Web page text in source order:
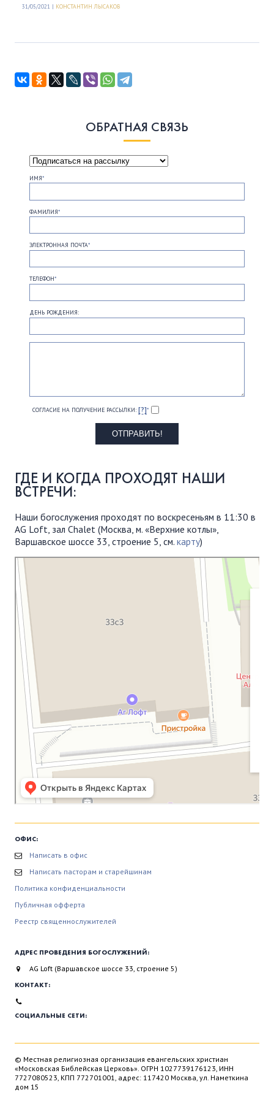
31/05/2021 | КОНСТАНТИН ЛЫСАКОВ
ОБРАТНАЯ СВЯЗЬ
ИМЯ*
ФАМИЛИЯ*
ЭЛЕКТРОННАЯ ПОЧТА*
ТЕЛЕФОН*
ДЕНЬ РОЖДЕНИЯ:
СОГЛАСИЕ НА ПОЛУЧЕНИЕ РАССЫЛКИ: [?]*
ГДЕ И КОГДА ПРОХОДЯТ НАШИ
ВСТРЕЧИ:
Наши богослужения проходят по воскресеньям в 11:30 в
AG Loft, зал Chalet (Москва, м. «Верхние котлы»,
Варшавское шоссе 33, строение 5, см. карту)
Московская Библейская Церковь
Протестантская церковь в Москве
ОФИС:
Написать в офис
Написать пасторам и старейшинам
Политика конфиденциальности
Публичная офферта
Реестр священнослужителей
АДРЕС ПРОВЕДЕНИЯ БОГОСЛУЖЕНИЙ:
AG Loft (Варшавское шоссе 33, строение 5)
КОНТАКТ:
СОЦИАЛЬНЫЕ СЕТИ:
© Местная религиозная организация евангельских христиан
«Московская Библейская Церковь». ОГРН 1027739176123, ИНН
7727080523, КПП 772701001, адрес: 117420 Москва, ул. Наметкина
дом 15